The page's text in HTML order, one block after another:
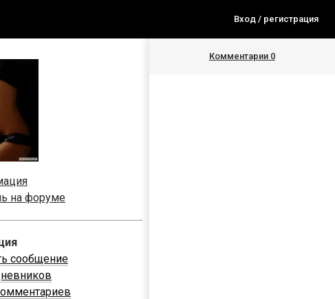
Вход / регистрация
на форуме
сообщение
Комментарии 0